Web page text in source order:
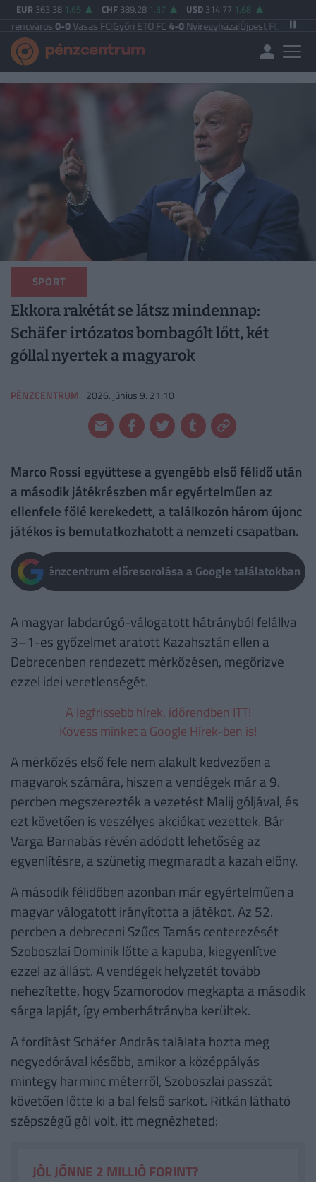
EUR 363.38 1.65 CHF 389.28 1.37 USD 314.77 1.68
0-0Vasas FC|Győri ETO FC4-0Nyíregyháza|Újpest FC4-2Debreceni VSC
SPORT
Ekkora rakétát se látsz mindennap:
Schäfer irtózatos bombagólt lőtt, két
góllal nyertek a magyarok
PÉNZCENTRUM 2026. június 9. 21:10
Marco Rossi együttese a gyengébb első félidő után
a második játékrészben már egyértelműen az
ellenfele fölé kerekedett, a találkozón három újonc
játékos is bemutatkozhatott a nemzeti csapatban.
Pénzcentrum előresorolása a Google találatokban
A magyar labdarúgó-válogatott hátrányból felállva
3–1-es győzelmet aratott Kazahsztán ellen a
Debrecenben rendezett mérkőzésen, megőrizve
ezzel idei veretlenségét.
A legfrissebb hírek, időrendben ITT!
Kövess minket a Google Hírek-ben is!
A mérkőzés első fele nem alakult kedvezően a
magyarok számára, hiszen a vendégek már a 9.
percben megszerezték a vezetést Malij góljával, és
ezt követően is veszélyes akciókat vezettek. Bár
Varga Barnabás révén adódott lehetőség az
egyenlítésre, a szünetig megmaradt a kazah előny.
A második félidőben azonban már egyértelműen a
magyar válogatott irányította a játékot. Az 52.
percben a debreceni Szűcs Tamás centerezését
Szoboszlai Dominik lőtte a kapuba, kiegyenlítve
ezzel az állást. A vendégek helyzetét tovább
nehezítette, hogy Szamorodov megkapta a második
sárga lapját, így emberhátrányba kerültek.
A fordítást Schäfer András találata hozta meg
negyedórával később, amikor a középpályás
mintegy harminc méterről, Szoboszlai passzát
követően lőtte ki a bal felső sarkot. Ritkán látható
szépszégű gól volt, itt megnézheted:
JÓL JÖNNE 2 MILLIÓ FORINT?